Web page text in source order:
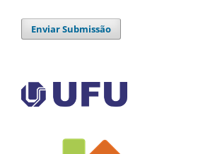
Enviar Submissão